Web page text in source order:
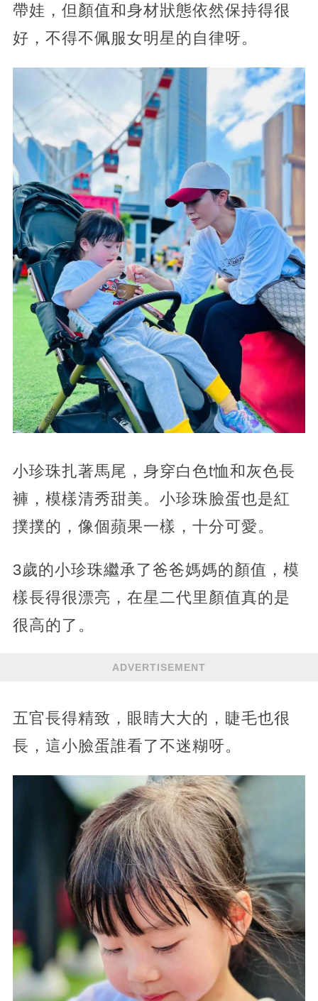
帶娃，但顏值和身材狀態依然保持得很
好，不得不佩服女明星的自律呀。
小珍珠扎著馬尾，身穿白色t恤和灰色長
褲，模樣清秀甜美。小珍珠臉蛋也是紅
撲撲的，像個蘋果一樣，十分可愛。
3歲的小珍珠繼承了爸爸媽媽的顏值，模
樣長得很漂亮，在星二代里顏值真的是
很高的了。
ADVERTISEMENT
五官長得精致，眼睛大大的，睫毛也很
長，這小臉蛋誰看了不迷糊呀。